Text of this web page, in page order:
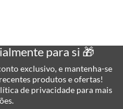
para si 🎁
exclusivo, e mantenha-se
produtos e ofertas!
de privacidade para mais